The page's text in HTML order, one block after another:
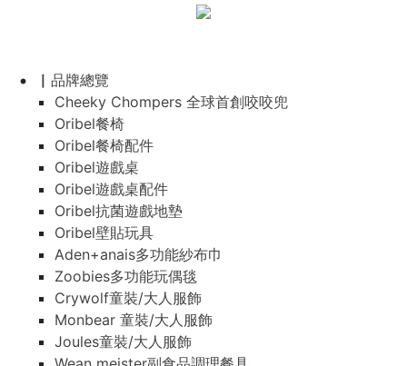
▏品牌總覽
Cheeky Chompers 全球首創咬咬兜
Oribel餐椅
Oribel餐椅配件
Oribel遊戲桌
Oribel遊戲桌配件
Oribel抗菌遊戲地墊
Oribel壁貼玩具
Aden+anais多功能紗布巾
Zoobies多功能玩偶毯
Crywolf童裝/大人服飾
Monbear 童裝/大人服飾
Joules童裝/大人服飾